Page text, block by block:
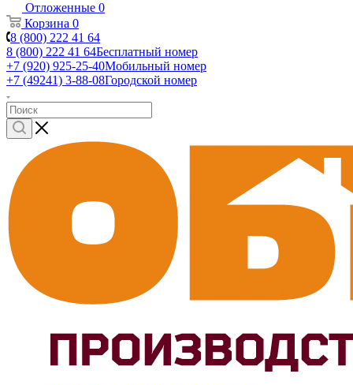
Отложенные 0
Корзина 0
8 (800) 222 41 64
8 (800) 222 41 64Бесплатный номер
+7 (920) 925-25-40Мобильный номер
+7 (49241) 3-88-08Городской номер